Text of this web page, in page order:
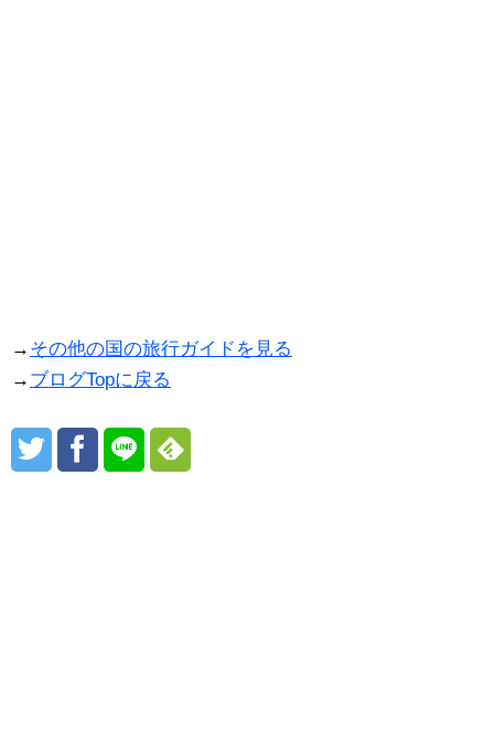
→ その他の国の旅行ガイドを見る
→ ブログTopに戻る